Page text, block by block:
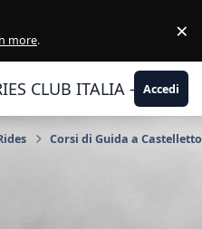
more. ×
CLUB ITALIA -Accedi
Corsi di Guida a